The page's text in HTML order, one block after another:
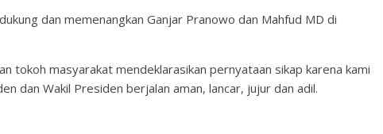
dan memenangkan Ganjar Pranowo dan Mahfud MD di
tokoh masyarakat mendeklarasikan pernyataan sikap karena kami
dan Wakil Presiden berjalan aman, lancar, jujur dan adil.